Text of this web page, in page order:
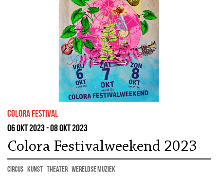
colora festival
06 okt 2023 - 08 okt 2023
Colora Festivalweekend 2023
circus kunst theater wereldse muziek